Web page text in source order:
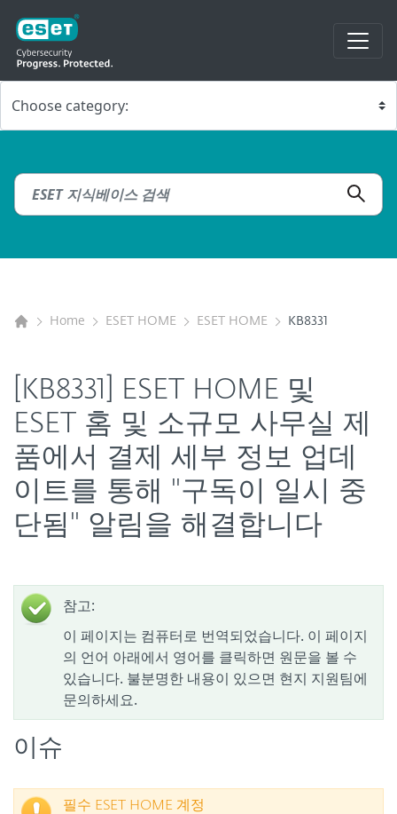
Home ESET HOME ESET HOME KB8331
[KB8331] ESET HOME 및
ESET 홈 및 소규모 사무실 제
품에서 결제 세부 정보 업데
이트를 통해 "구독이 일시 중
단됨" 알림을 해결합니다
참고:
이 페이지는 컴퓨터로 번역되었습니다. 이 페이지
의 언어 아래에서 영어를 클릭하면 원문을 볼 수
있습니다. 불분명한 내용이 있으면 현지 지원팀에
문의하세요.
이슈
필수 ESET HOME 계정